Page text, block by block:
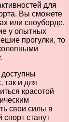
для
Вы сможете
или сноуборде,
у опытных
прогулки, то
так и для
красотой
свои силы в
станут